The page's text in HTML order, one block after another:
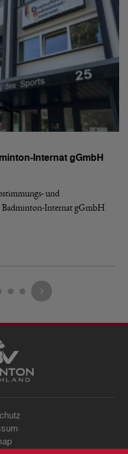
Internat gGmbH
und
Badminton-Internat gGmbH